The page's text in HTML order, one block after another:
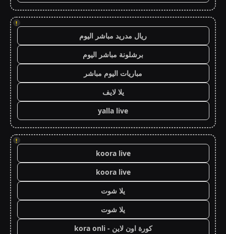
!
ريال مدريد مباشر اليوم
برشلونة مباشر اليوم
مباريات اليوم مباشر
يلا لايف
yalla live
!
koora live
koora live
يلا شوت
يلا شوت
كورة اون لاين - kora onli